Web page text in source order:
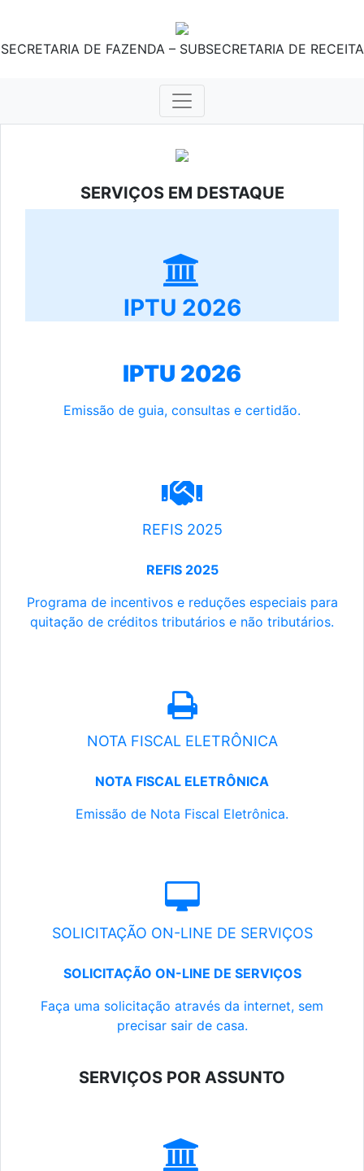
SECRETARIA DE FAZENDA – SUBSECRETARIA DE RECEITA
SERVIÇOS EM DESTAQUE
IPTU 2026
IPTU 2026
Emissão de guia, consultas e certidão.
REFIS 2025
REFIS 2025
Programa de incentivos e reduções especiais para
quitação de créditos tributários e não tributários.
NOTA FISCAL ELETRÔNICA
NOTA FISCAL ELETRÔNICA
Emissão de Nota Fiscal Eletrônica.
SOLICITAÇÃO ON-LINE DE SERVIÇOS
SOLICITAÇÃO ON-LINE DE SERVIÇOS
Faça uma solicitação através da internet, sem
precisar sair de casa.
SERVIÇOS POR ASSUNTO